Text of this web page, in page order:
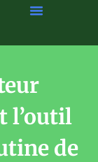
l’outil
de